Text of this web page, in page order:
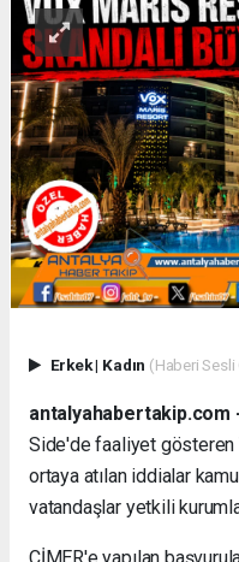
Erkek| Kadın (Haberi Sesli
antalyahabertakip.com
Side'de faaliyet gösteren
ortaya atılan iddialar
vatandaşlar yetkili